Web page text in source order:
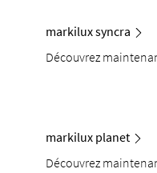
markilux syncra
Découvrez
markilux planet
Découvrez